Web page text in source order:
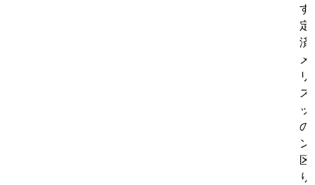
す
定
済
メ
リ
ス
ッ
の
ン
区
り